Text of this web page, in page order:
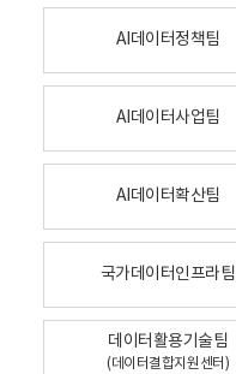
AI데이터정책팀
AI데이터사업팀
AI데이터확산팀
국가데이터인프라팀
데이터활용기술팀
(데이터결합지원센터)